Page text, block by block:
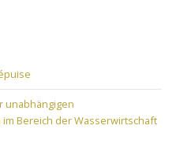
unabhängigen
Bereich der Wasserwirtschaft